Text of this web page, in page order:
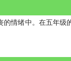
的情绪中。在五年